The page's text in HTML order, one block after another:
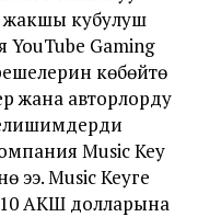
кубулуш
Gaming
көбөйтө
жана авторлорду
Music Key
ээ. Music Keyге
АКШ долларына